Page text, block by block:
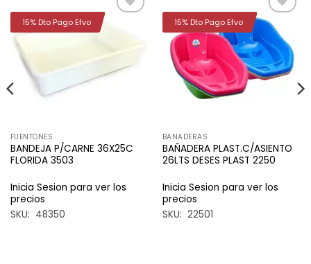
a la
lista de
deseos
FUENTONES
BANDEJA P/CARNE 36X25C
FLORIDA 3503
Inicia Sesion para ver los
precios
SKU: 48350
15% Dto Pago Efvo
Añadir
a la
lista de
deseos
BANADERAS
BAÑADERA PLAST.C/ASIENTO
26LTS DESES PLAST 2250
Inicia Sesion para ver los
precios
SKU: 22501
15% Dto Pago Efvo